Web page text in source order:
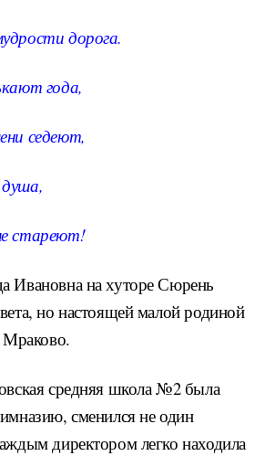
дорога.
года,
седеют,
стареют!
Ивановна на хуторе Сюрень
но настоящей малой родиной
Мраково.
средняя школа №2 была
сменился не один
директором легко находила